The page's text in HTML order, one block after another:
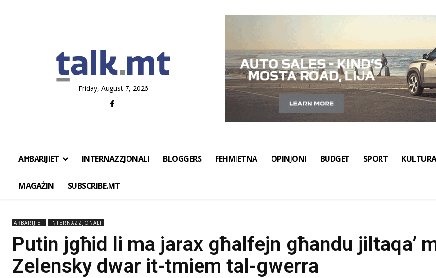
Friday, August 7, 2026
AĦBARIJIET INTERNAZZJONALI BLOGGERS FEHMIETNA OPINJONI BUDGET SPORT KULTURA
MAGAŻIN SUBSCRIBE.MT
AĦBARIJIET INTERNAZZJONALI
Putin jgħid li ma jarax għalfejn għandu jiltaqa’
Zelensky dwar it-tmiem tal-gwerra